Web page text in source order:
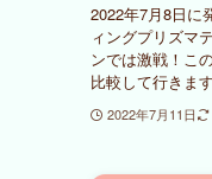
2022年7月8日に
ィングプリズマ
ンでは激戦！こ
比較して行きま
2022年7月11日